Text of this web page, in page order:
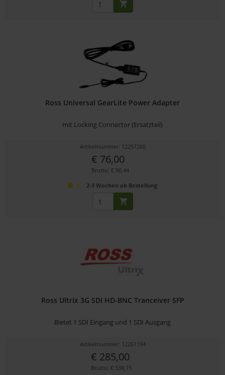
Ross Universal GearLite Power Adapter
mit Locking Connector (Ersatzteil)
Artikelnummer: 12257260
€ 76,00
Brutto: € 90,44
2-3 Wochen ab Bestellung
Ross Ultrix 3G SDI HD-BNC Tranceiver SFP
Bietet 1 SDI Eingang und 1 SDI Ausgang
Artikelnummer: 12261194
€ 285,00
Brutto: € 339,15